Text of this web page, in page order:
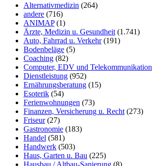
Alternativmedizin (264)
andere (716)
ANIMAP(1)
Ärzte, Medizin u. Gesundheit (1.741)
Auto, Fahrrad u. Verkehr(191)
Bodenbeläge (5)
Coaching (82)
Computer, EDV und Telekommunikation
Dienstleistung (952)
Ernährungsberatung (15)
Esoterik (54)
Ferienwohnungen (73)
Finanzen, Versicherung u. Recht (273)
Friseur(27)
Gastronomie (183)
Handel (581)
Handwerk (503)
Haus, Garten u. Bau (225)
Hausbau / Altbau-Sanierung (8)